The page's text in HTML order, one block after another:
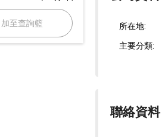
加至查詢籃 所在地:
主要分類:
聯絡資料